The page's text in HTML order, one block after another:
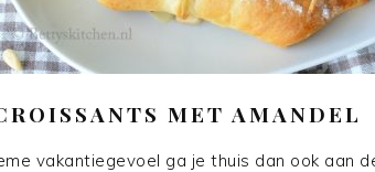
MET AMANDEL
vakantiegevoel ga je thuis dan ook aan